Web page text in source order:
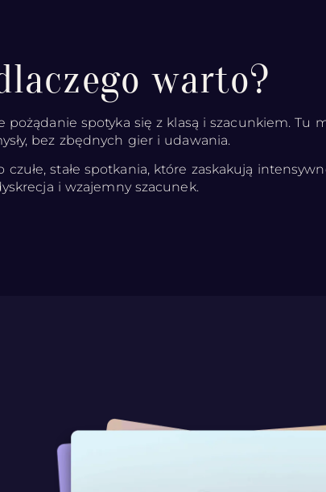
warto?
spotyka się z klasą i szacunkiem. Tu
bez zbędnych gier i udawania.
stałe spotkania, które zaskakują
i wzajemny szacunek.